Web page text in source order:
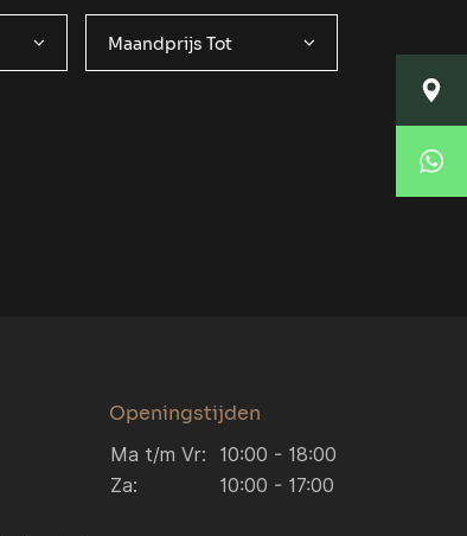
Maandprijs Tot
Openingstijden
Ma t/m Vr:
10:00 - 18:00
Za:
10:00 - 17:00